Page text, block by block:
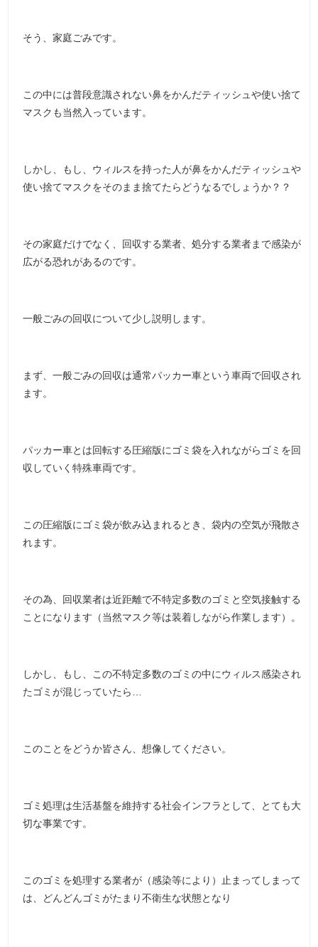
そう、家庭ごみです。
この中には普段意識されない鼻をかんだティッシュや使い捨て
マスクも当然入っています。
しかし、もし、ウィルスを持った人が鼻をかんだティッシュや
使い捨てマスクをそのまま捨てたらどうなるでしょうか？？
その家庭だけでなく、回収する業者、処分する業者まで感染が
広がる恐れがあるのです。
一般ごみの回収について少し説明します。
まず、一般ごみの回収は通常パッカー車という車両で回収され
ます。
パッカー車とは回転する圧縮版にゴミ袋を入れながらゴミを回
収していく特殊車両です。
この圧縮版にゴミ袋が飲み込まれるとき、袋内の空気が飛散さ
れます。
その為、回収業者は近距離で不特定多数のゴミと空気接触する
ことになります（当然マスク等は装着しながら作業します）。
しかし、もし、この不特定多数のゴミの中にウィルス感染され
たゴミが混じっていたら…
このことをどうか皆さん、想像してください。
ゴミ処理は生活基盤を維持する社会インフラとして、とても大
切な事業です。
このゴミを処理する業者が（感染等により）止まってしまって
は、どんどんゴミがたまり不衛生な状態となり